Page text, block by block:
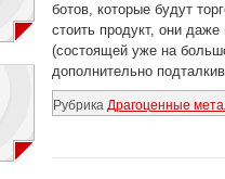
ботов, которые будут
стоить продукт, они
(состоящей уже на
дополнительно
Рубрика Драгоценные